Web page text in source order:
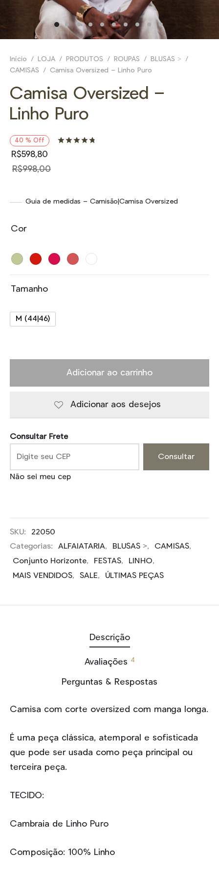
Início / LOJA / PRODUTOS / ROUPAS / BLUSAS >
/
CAMISAS
/ Camisa Oversized – Linho Puro
Camisa Oversized –
Linho Puro
40 % Off
R$598,80
R$998,00
Guia de medidas – Camisão|Camisa Oversized
Cor
Tamanho
M (44|46)
Adicionar ao carrinho
Adicionar aos desejos
Consultar Frete
Consultar
Não sei meu cep
SKU:
22050
Categorias:
ALFAIATARIA, BLUSAS >, CAMISAS,
Conjunto Horizonte, FESTAS, LINHO,
MAIS VENDIDOS, SALE, ÚLTIMAS PEÇAS
Descrição
Avaliações 4
Perguntas & Respostas
Camisa com corte oversized com manga longa.
É uma peça clássica, atemporal e sofisticada
que pode ser usada como peça principal ou
terceira peça.
TECIDO:
Cambraia de Linho Puro
Composição: 100% Linho